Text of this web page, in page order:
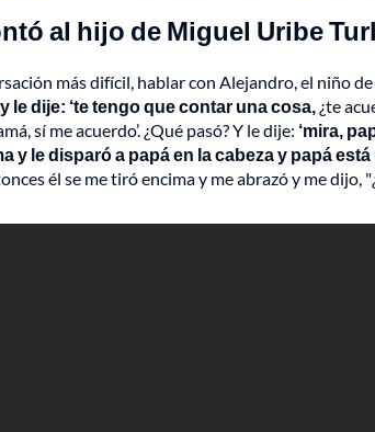
al hijo de Miguel Uribe
más difícil, hablar con Alejandro, el niño
le dije: ‘te tengo que contar una cosa, ¿te
sí me acuerdo’. ¿Qué pasó? Y le dije: ‘mira,
y le disparó a papá en la cabeza y papá está
él se me tiró encima y me abrazó y me dijo,